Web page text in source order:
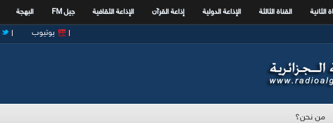
الثانية القناة الثالثة الإذاعة الدولية إذاعة القرآن الإذاعة الثقافية جيل FM البهجة
يوتيوب
من نحن؟